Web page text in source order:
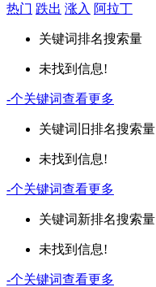
热门 跌出 涨入 阿拉丁
关键词排名搜索量
未找到信息!
-个关键词查看更多
关键词 旧排名搜索量
未找到信息!
-个关键词查看更多
关键词新排名搜索量
未找到信息!
-个关键词查看更多